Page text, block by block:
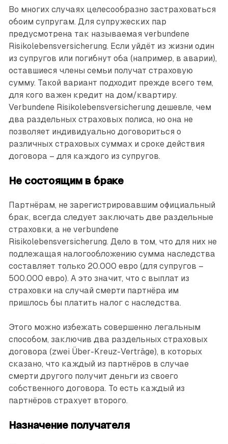
Во многих случаях целесообразно застраховаться
обоим супругам. Для супружеских пар
предусмотрена так называемая verbundene
Risikolebensversicherung. Если уйдёт из жизни один
из супругов или погибнут оба (например, в аварии),
оставшиеся члены семьи получат страховую
сумму. Такой вариант подходит прежде всего тем,
для кого важен кредит на дом/квартиру.
Verbundene ­Risikolebensversicherung дешевле, чем
два раздельных страховых полиса, но она не
позволяет индивидуально договориться о
различных страховых суммах и сроке действия
договора – для каждого из супругов.
Не состоящим в браке
Партнёрам, не зарегистрировавшим официальный
брак, всегда следует заключать две раздельные
страховки, а не verbundene
Risikolebensversicherung. Дело в том, что для них не
подлежащая налогообложению сумма наследства
составляет только 20.000 евро (для супругов –
500.000 евро). А это значит, что с выплат из
страховки на случай смерти партнёра им
пришлось бы платить налог с наследства.
Этого можно избежать совершенно легальным
способом, заключив два раздельных страховых
договора (zwei Über-Kreuz-Verträge), в которых
сказано, что каждый из партнёров в случае
смерти другого получит деньги из своего
собственного договора. То есть каждый из
партнёров страхует второго.
Назначение получателя